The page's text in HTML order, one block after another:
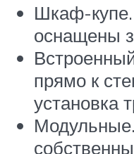
Шкаф-купе.
оснащены
прямо к
установка